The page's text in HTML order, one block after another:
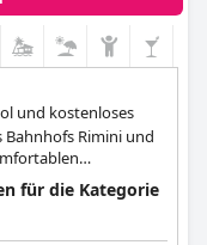
und kostenloses
Bahnhofs Rimini und
für die Kategorie